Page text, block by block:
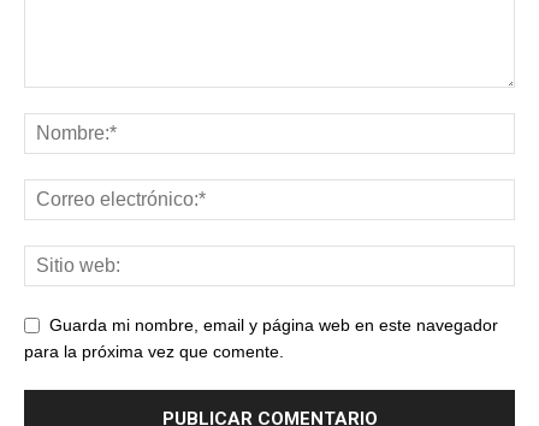
Guarda mi nombre, email y página web en este navegador
para la próxima vez que comente.